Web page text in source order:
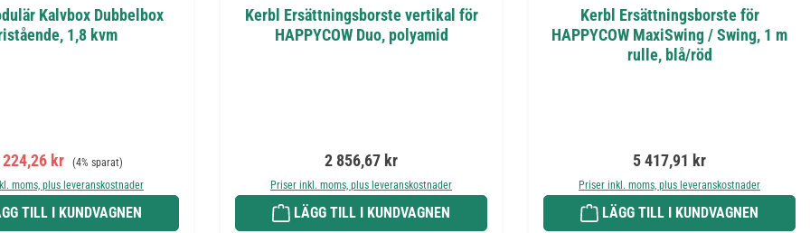
Kalvbox Dubbelbox
1,8 kvm
224,26 kr Ordinarie pris:
(4% sparat)
moms, plus leveranskostnader
TILL I KUNDVAGNEN
Kerbl Ersättningsborste vertikal för
HAPPYCOW Duo, polyamid
Ordinarie pris:
2 856,67 kr
Priser inkl. moms, plus leveranskostnader
LÄGG TILL I KUNDVAGNEN
Kerbl Ersättningsborste för
HAPPYCOW MaxiSwing / Swing, 1 m
rulle, blå/röd
Ordinarie pris:
5 417,91 kr
Priser inkl. moms, plus leveranskostnader
LÄGG TILL I KUNDVAGNEN